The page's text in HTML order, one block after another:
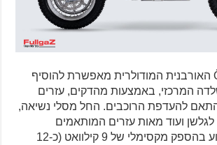
פלטפורמת ה-Ösa האורבנית המודולרית מאפשרת להוסיף
המרכזי, באמצעות מהדקים, עזרים
להעדפת הרוכבים. החל מסלי נשיאה,
ועוד מאות עזרים המותאמים
לפלטפורמה. המנוע בהספק מקסימלי של 9 קילוואט (כ-12